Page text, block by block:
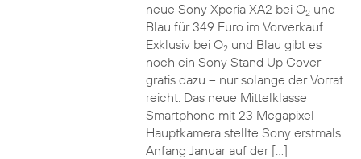
neue Sony Xperia XA2 bei O2und
Blau für 349 Euro im Vorverkauf.
Exklusiv bei O2und Blau gibt es
noch ein Sony Stand Up Cover
gratis dazu – nur solange der Vorrat
reicht. Das neue Mittelklasse
Smartphone mit 23 Megapixel
Hauptkamera stellte Sony erstmals
Anfang Januar auf der […]